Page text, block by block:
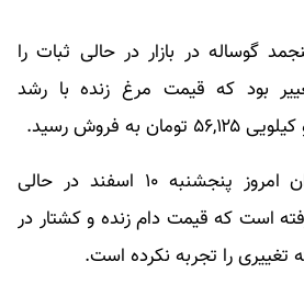
گوساله در بازار در حالی ثبات را
بود که قیمت مرغ زنده با رشد
فروش رسید.
بازار گوشت و دام ایران امروز پنجشنبه ۱۰ اسفند در حالی
است که قیمت دام زنده و کشتار در
تغییری را تجربه نکرده است.